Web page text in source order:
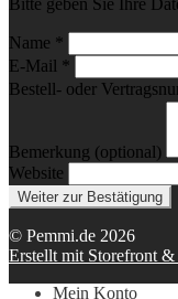
Bitte geben Sie Ihre
Name *
E-Mail *
Bestell- oder
Bemerkung (optional)
Website
Weiter zur Bestätigung
© Pemmi.de 2026
Erstellt mit Storefront
Mein Konto